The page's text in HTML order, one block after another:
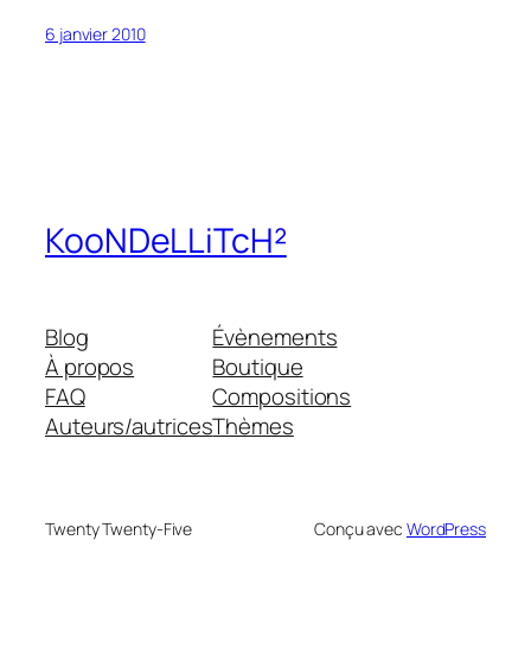
6 janvier 2010
KooNDeLLiTcH²
Blog
À propos
FAQ
Auteurs/autrices
Évènements
Boutique
Compositions
Thèmes
Twenty Twenty-Five Conçu avec WordPress